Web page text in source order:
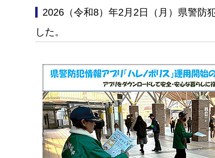
2026（令和8）年2月2日（月）県警防犯情報アプリ「ハレノポリス」運用開始のPR活動に参加しま
した。